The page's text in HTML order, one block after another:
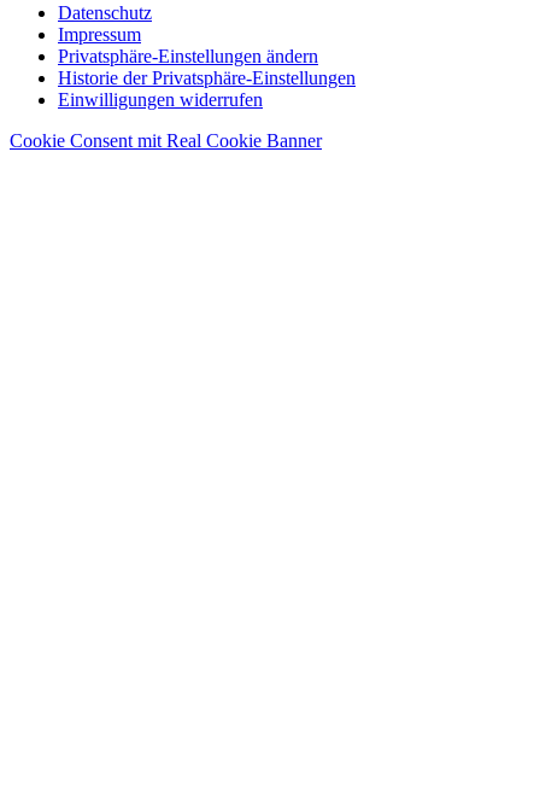
Datenschutz
Impressum
Privatsphäre-Einstellungen ändern
Historie der Privatsphäre-Einstellungen
Einwilligungen widerrufen
Cookie Consent mit Real Cookie Banner